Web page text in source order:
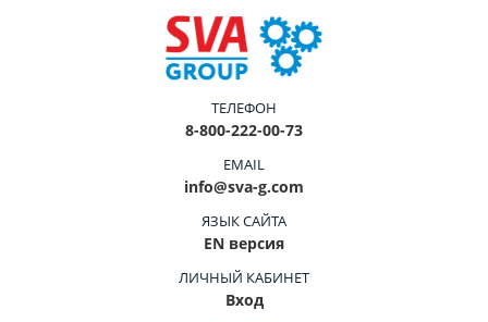
ТЕЛЕФОН
8-800-222-00-73
EMAIL
info@sva-g.com
ЯЗЫК САЙТА
EN версия
ЛИЧНЫЙ КАБИНЕТ
Вход